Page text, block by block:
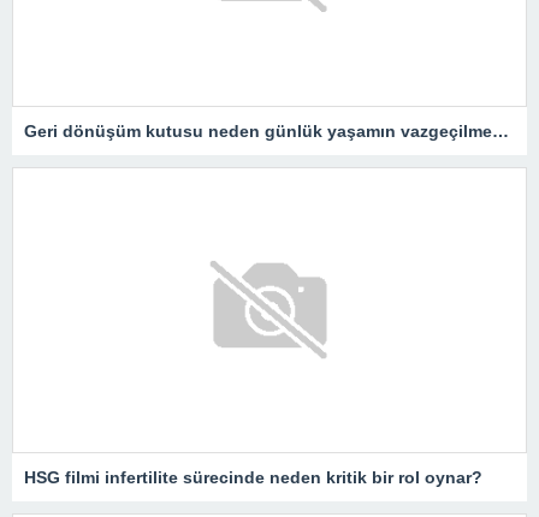
Geri dönüşüm kutusu neden günlük yaşamın vazgeçilmezidir?
HSG filmi infertilite sürecinde neden kritik bir rol oynar?